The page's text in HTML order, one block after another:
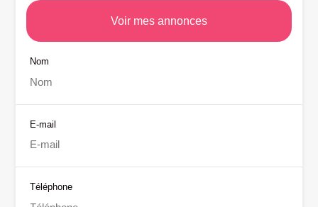
Voir mes annonces
Nom
E-mail
Téléphone